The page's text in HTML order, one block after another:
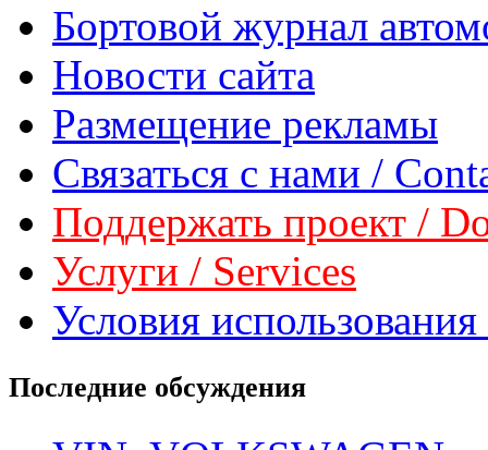
Бортовой журнал
Новости сайта
Размещение рекламы
Связаться с нами /
Поддержать проект /
Услуги / Services
Условия
Последние обсуждения